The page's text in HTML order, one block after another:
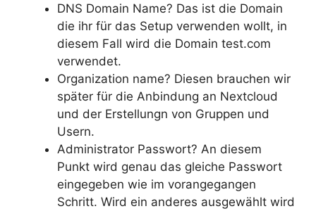
DNS Domain Name? Das ist die Domain
die ihr für das Setup verwenden wollt, in
diesem Fall wird die Domain test.com
verwendet.
Organization name? Diesen brauchen wir
später für die Anbindung an Nextcloud
und der Erstellungn von Gruppen und
Usern.
Administrator Passwort? An diesem
Punkt wird genau das gleiche Passwort
eingegeben wie im vorangegangen
Schritt. Wird ein anderes ausgewählt wird